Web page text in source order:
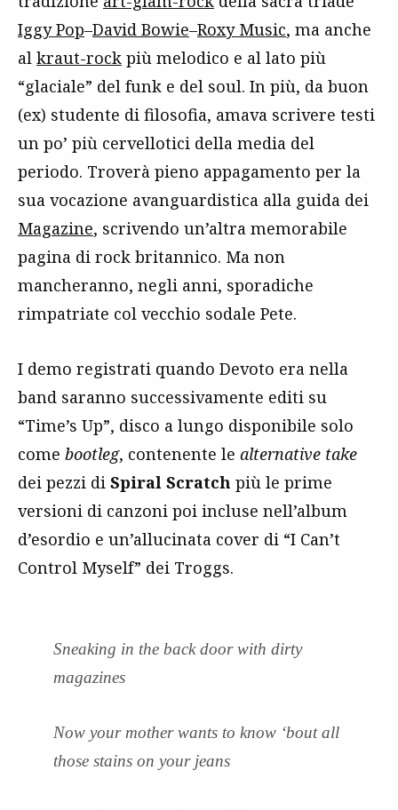
Iggy Pop–David Bowie–Roxy Music, ma anche
al kraut-rock più melodico e al lato più
“glaciale” del funk e del soul. In più, da buon
(ex) studente di filosofia, amava scrivere testi
un po’ più cervellotici della media del
periodo. Troverà pieno appagamento per la
sua vocazione avanguardistica alla guida dei
Magazine, scrivendo un’altra memorabile
pagina di rock britannico. Ma non
mancheranno, negli anni, sporadiche
rimpatriate col vecchio sodale Pete.
I demo registrati quando Devoto era nella
band saranno successivamente editi su
“Time’s Up”, disco a lungo disponibile solo
come bootleg, contenente le alternative take
dei pezzi di Spiral Scratch più le prime
versioni di canzoni poi incluse nell’album
d’esordio e un’allucinata cover di “I Can’t
Control Myself” dei Troggs.
Sneaking in the back door with dirty
magazines
Now your mother wants to know ‘bout all
those stains on your jeans